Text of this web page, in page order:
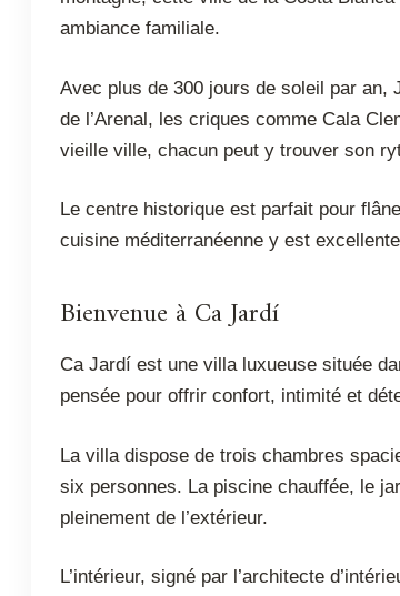
ambiance familiale.
Avec plus de 300 jours de soleil par an,
de l’Arenal, les criques comme Cala
vieille ville, chacun peut y trouver son
Le centre historique est parfait pour
cuisine méditerranéenne y est
Bienvenue à Ca Jardí
Ca Jardí est une villa luxueuse située
pensée pour offrir confort, intimité et
La villa dispose de trois chambres
six personnes. La piscine chauffée, le
pleinement de l’extérieur.
L’intérieur, signé par l’architecte